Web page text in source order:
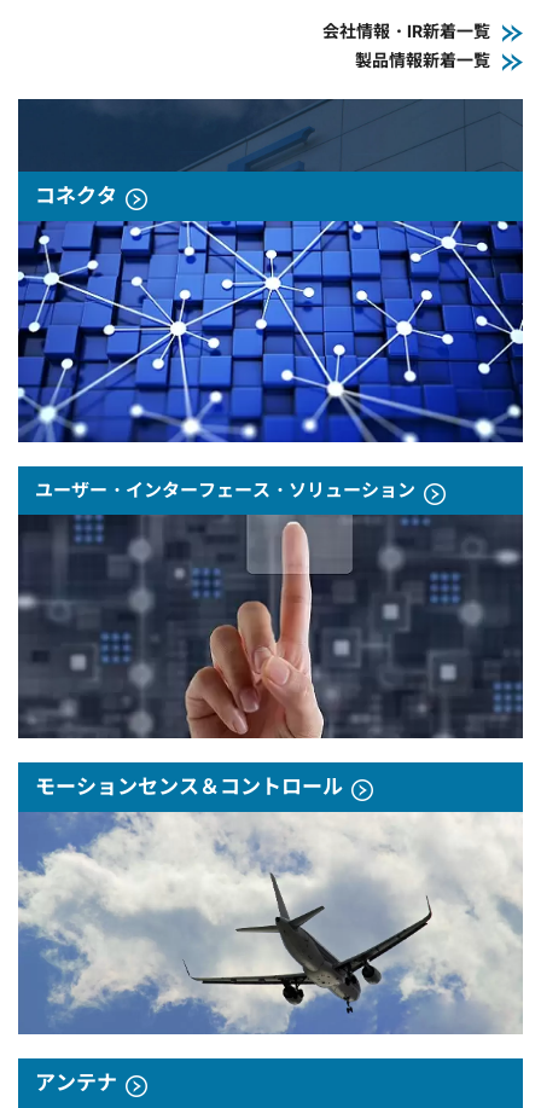
会社情報・IR新着一覧
製品情報新着一覧
コネクタ
ユーザー・インターフェース・ソリューション
モーションセンス＆コントロール
アンテナ